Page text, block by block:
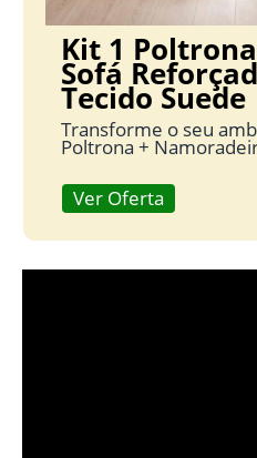
Kit 1
Sofá
Tecido Suede
Transforme o seu
Poltrona +
Ver Oferta